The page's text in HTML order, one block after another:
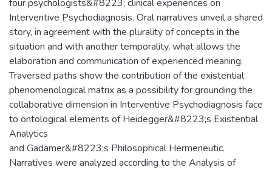
four psychologists&#8223; clinical experiences on
Interventive Psychodiagnosis. Oral narratives unveil a shared
story, in agreement with the plurality of concepts in the
situation and with another temporality, what allows the
elaboration and communication of experienced meaning.
Traversed paths show the contribution of the existential
phenomenological matrix as a possibility for grounding the
collaborative dimension in Interventive Psychodiagnosis face
to ontological elements of Heidegger&#8223;s Existential
Analytics
and Gadamer&#8223;s Philosophical Hermeneutic.
Narratives were analyzed according to the Analysis of